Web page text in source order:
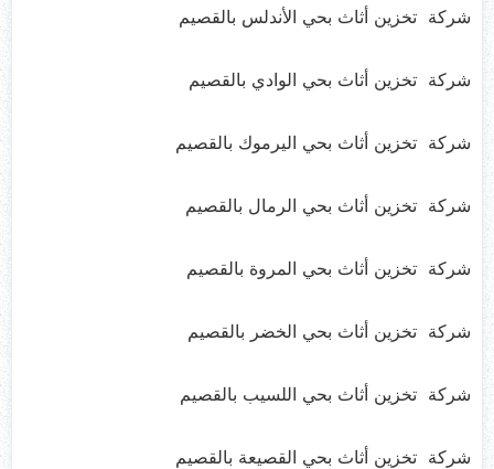
شركة تخزين أثاث بحي الأندلس بالقصيم
شركة تخزين أثاث بحي الوادي بالقصيم
شركة تخزين أثاث بحي اليرموك بالقصيم
شركة تخزين أثاث بحي الرمال بالقصيم
شركة تخزين أثاث بحي المروة بالقصيم
شركة تخزين أثاث بحي الخضر بالقصيم
شركة تخزين أثاث بحي اللسيب بالقصيم
شركة تخزين أثاث بحي القصيعة بالقصيم